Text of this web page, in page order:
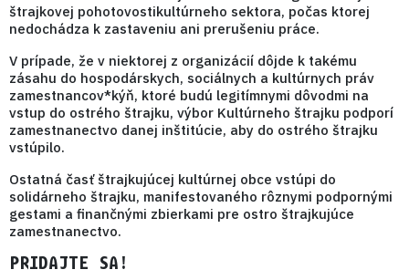
štrajkovej pohotovostikultúrneho sektora, počas ktorej
nedochádza k zastaveniu ani prerušeniu práce.
V prípade, že v niektorej z organizácií dôjde k takému
zásahu do hospodárskych, sociálnych a kultúrnych práv
zamestnancov*kýň, ktoré budú legitímnymi dôvodmi na
vstup do ostrého štrajku, výbor Kultúrneho štrajku podporí
zamestnanectvo danej inštitúcie, aby do ostrého štrajku
vstúpilo.
Ostatná časť štrajkujúcej kultúrnej obce vstúpi do
solidárneho štrajku, manifestovaného rôznymi podpornými
gestami a finančnými zbierkami pre ostro štrajkujúce
zamestnanectvo.
PRIDAJTE SA!